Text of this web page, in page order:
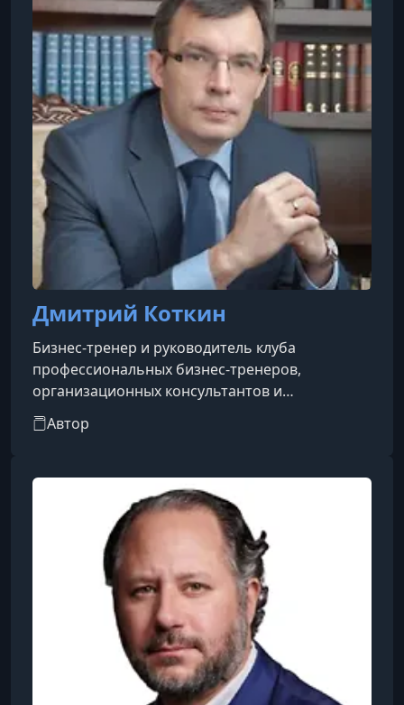
программы.
Дмитрий Коткин
Бизнес-тренер и руководитель клуба
профессиональных бизнес-тренеров,
организационных консультантов и
фасилитаторов. Автор и разработчик
большого числа обучающих и тренинговых
управленческих и организационных
компетенций.
Автор